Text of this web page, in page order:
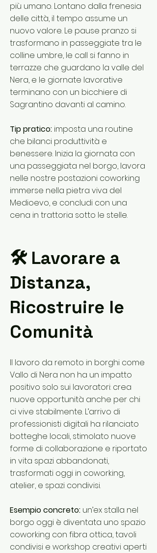
più umano. Lontano dalla frenesia
delle città, il tempo assume un
nuovo valore. Le pause pranzo si
trasformano in passeggiate tra le
colline umbre, le call si fanno in
terrazze che guardano la valle del
Nera, e le giornate lavorative
terminano con un bicchiere di
Sagrantino davanti al camino.
Tip pratico: imposta una routine
che bilanci produttività e
benessere. Inizia la giornata con
una passeggiata nel borgo, lavora
nelle nostre postazioni coworking
immerse nella pietra viva del
Medioevo, e concludi con una
cena in trattoria sotto le stelle.
🛠 Lavorare a
Distanza,
Ricostruire le
Comunità
Il lavoro da remoto in borghi come
Vallo di Nera non ha un impatto
positivo solo sui lavoratori: crea
nuove opportunità anche per chi
ci vive stabilmente. L’arrivo di
professionisti digitali ha rilanciato
botteghe locali, stimolato nuove
forme di collaborazione e riportato
in vita spazi abbandonati,
trasformati oggi in coworking,
atelier, e spazi condivisi.
Esempio concreto: un’ex stalla nel
borgo oggi è diventata uno spazio
coworking con fibra ottica, tavoli
condivisi e workshop creativi aperti